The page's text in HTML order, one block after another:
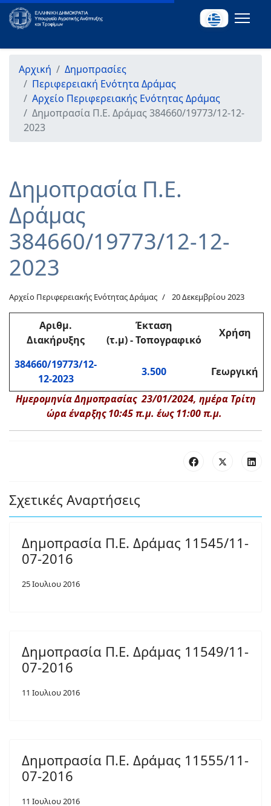
Αρχική
Δημοπρασίες
Περιφερειακή Ενότητα Δράμας
Αρχείο Περιφερειακής Ενότητας Δράμας
Δημοπρασία Π.Ε. Δράμας 384660/19773/12-12-
2023
Δημοπρασία Π.Ε.
Δράμας
384660/19773/12-12-
2023
Αρχείο Περιφερειακής Ενότητας Δράμας 20 Δεκεμβρίου 2023
Αριθμ.
Διακήρυξης
Έκταση
(τ.μ)-Τοπογραφικό
Χρήση
384660/19773/12-
12-2023
3.500 Γεωργική
Ημερομηνία Δημοπρασίας 23/01/2024, ημέρα Τρίτη
ώρα έναρξης 10:45 π.μ. έως 11:00 π.μ.
Σχετικές Αναρτήσεις
Δημοπρασία Π.Ε. Δράμας 11545/11-
07-2016
25 Ιουλιου 2016
Δημοπρασία Π.Ε. Δράμας 11549/11-
07-2016
11 Ιουλιου 2016
Δημοπρασία Π.Ε. Δράμας 11555/11-
07-2016
11 Ιουλιου 2016